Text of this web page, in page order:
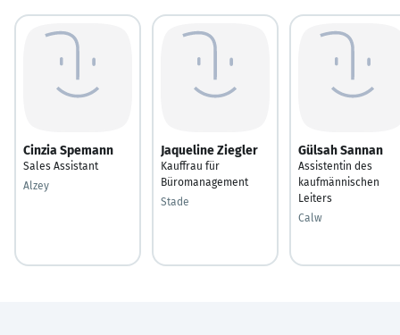
Cinzia Spemann
Sales Assistant
Alzey
Jaqueline Ziegler
Kauffrau für
Büromanagement
Stade
Gülsah Sannan
Assistentin des
kaufmännischen
Leiters
Calw